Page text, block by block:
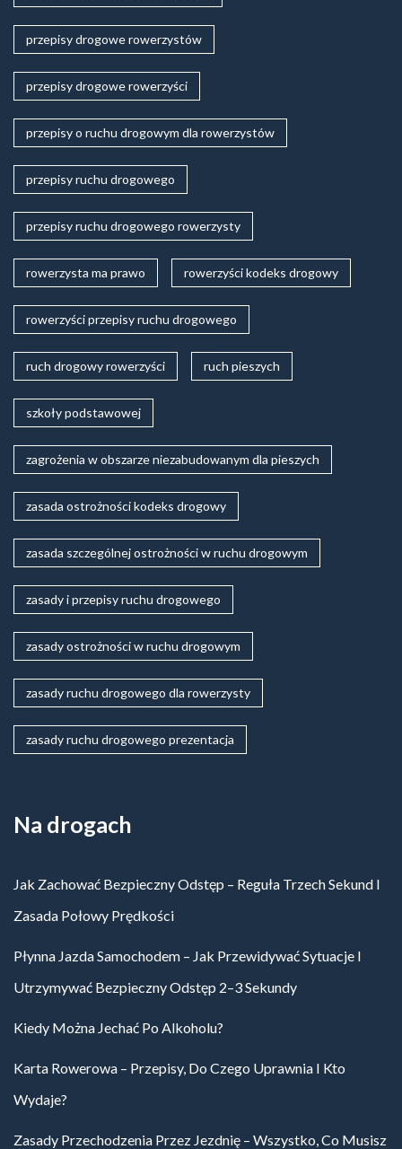
przepisy drogowe rowerzystów
przepisy drogowe rowerzyści
przepisy o ruchu drogowym dla rowerzystów
przepisy ruchu drogowego
przepisy ruchu drogowego rowerzysty
rowerzysta ma prawo rowerzyści kodeks drogowy
rowerzyści przepisy ruchu drogowego
ruch drogowy rowerzyści ruch pieszych
szkoły podstawowej
zagrożenia w obszarze niezabudowanym dla pieszych
zasada ostrożności kodeks drogowy
zasada szczególnej ostrożności w ruchu drogowym
zasady i przepisy ruchu drogowego
zasady ostrożności w ruchu drogowym
zasady ruchu drogowego dla rowerzysty
zasady ruchu drogowego prezentacja
Na drogach
Jak Zachować Bezpieczny Odstęp – Reguła Trzech Sekund I
Zasada Połowy Prędkości
Płynna Jazda Samochodem – Jak Przewidywać Sytuacje I
Utrzymywać Bezpieczny Odstęp 2–3 Sekundy
Kiedy Można Jechać Po Alkoholu?
Karta Rowerowa – Przepisy, Do Czego Uprawnia I Kto
Wydaje?
Zasady Przechodzenia Przez Jezdnię – Wszystko, Co Musisz